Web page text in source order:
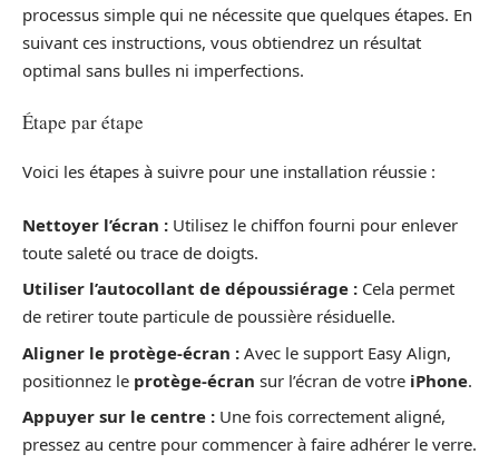
processus simple qui ne nécessite que quelques étapes. En
suivant ces instructions, vous obtiendrez un résultat
optimal sans bulles ni imperfections.
Étape par étape
Voici les étapes à suivre pour une installation réussie :
Nettoyer l’écran : Utilisez le chiffon fourni pour enlever
toute saleté ou trace de doigts.
Utiliser l’autocollant de dépoussiérage : Cela permet
de retirer toute particule de poussière résiduelle.
Aligner le protège-écran : Avec le support Easy Align,
positionnez le protège-écran sur l’écran de votre iPhone.
Appuyer sur le centre : Une fois correctement aligné,
pressez au centre pour commencer à faire adhérer le verre.